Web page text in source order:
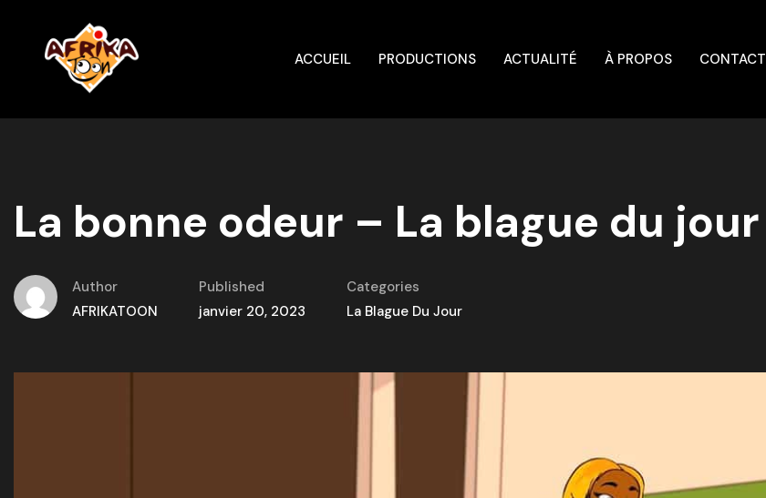
ACCUEIL PRODUCTIONS ACTUALITÉ À PROPOS CONTACT
La bonne odeur – La blague du jour
Author
AFRIKATOON
Published
janvier 20, 2023
Categories
La Blague Du Jour